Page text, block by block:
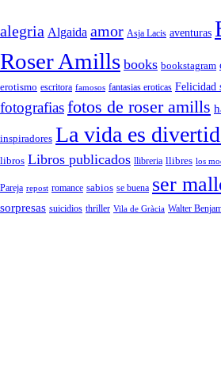
alegria Algaida amor Asja Lacis aventuras
Roser Amills books bookstagram
erotismo escritora famosos fantasias eroticas Felicidad
fotografiasfotos de roser amills
inspiradores La vida es
libros Libros publicados llibreria llibres los
Pareja repost romance sabios se buena ser
sorpresas suicidios thriller Vila de Gràcia Walter